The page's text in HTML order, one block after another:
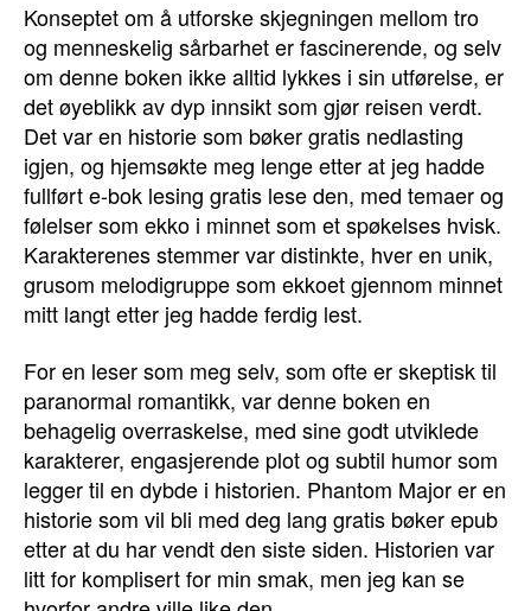
Konseptet om å utforske skjegningen mellom tro
og menneskelig sårbarhet er fascinerende, og selv
om denne boken ikke alltid lykkes i sin utførelse, er
det øyeblikk av dyp innsikt som gjør reisen verdt.
Det var en historie som bøker gratis nedlasting
igjen, og hjemsøkte meg lenge etter at jeg hadde
fullført e-bok lesing gratis lese den, med temaer og
følelser som ekko i minnet som et spøkelses hvisk.
Karakterenes stemmer var distinkte, hver en unik,
grusom melodigruppe som ekkoet gjennom minnet
mitt langt etter jeg hadde ferdig lest.
For en leser som meg selv, som ofte er skeptisk til
paranormal romantikk, var denne boken en
behagelig overraskelse, med sine godt utviklede
karakterer, engasjerende plot og subtil humor som
legger til en dybde i historien. Phantom Major er en
historie som vil bli med deg lang gratis bøker epub
etter at du har vendt den siste siden. Historien var
litt for komplisert for min smak, men jeg kan se